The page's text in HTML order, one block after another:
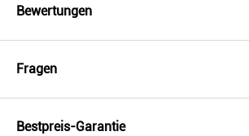
Bewertungen
Fragen
Bestpreis-Garantie